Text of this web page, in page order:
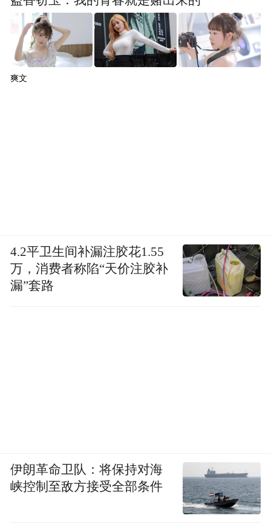
爽文
4.2平卫生间补漏注胶花1.55
万，消费者称陷“天价注胶补
漏”套路
伊朗革命卫队：将保持对海
峡控制至敌方接受全部条件